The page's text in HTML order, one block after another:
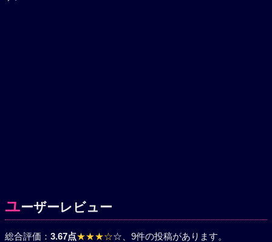
ユーザーレビュー
総合評価： 3.67点★★★☆☆ 、9件の投稿があります。